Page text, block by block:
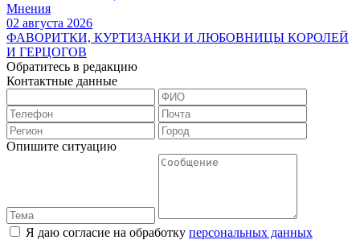
Мнения
02 августа 2026
ФАВОРИТКИ, КУРТИЗАНКИ И ЛЮБОВНИЦЫ КОРОЛЕЙ
И ГЕРЦОГОВ
Обратитесь в редакцию
Контактные данные
Опишите ситуацию
Я даю согласие на обработку персональных данных